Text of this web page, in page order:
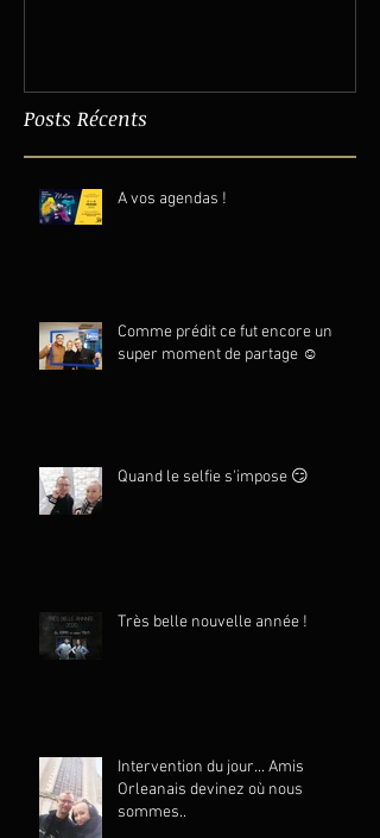
Posts Récents
A vos agendas !
Comme prédit ce fut encore un
super moment de partage ☺️
Quand le selfie s'impose 😏
Très belle nouvelle année !
Intervention du jour... Amis
Orleanais devinez où nous
sommes..